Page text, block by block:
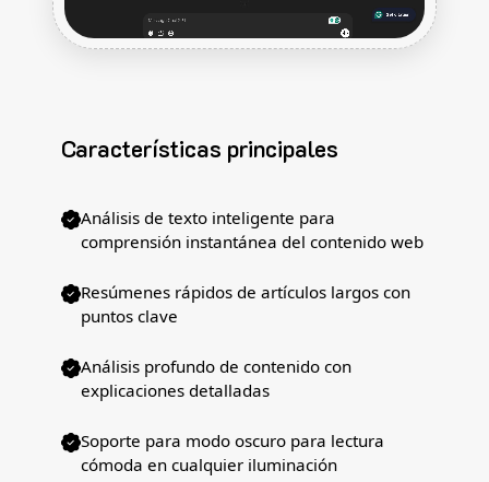
Características principales
Análisis de texto inteligente para
comprensión instantánea del contenido web
Resúmenes rápidos de artículos largos con
puntos clave
Análisis profundo de contenido con
explicaciones detalladas
Soporte para modo oscuro para lectura
cómoda en cualquier iluminación